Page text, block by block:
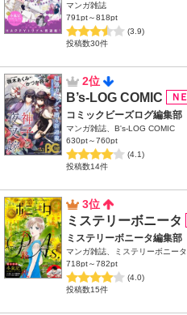
マンガ雑誌
791pt～818pt
(3.9)
投稿数30件
2位
B’s-LOG COMIC
コミックビーズログ編集部
マンガ雑誌、B's-LOG COMIC
630pt～760pt
(4.1)
投稿数14件
3位
ミステリーボニータ
ミステリーボニータ編集部
マンガ雑誌、ミステリーボニータ
718pt～782pt
(4.0)
投稿数15件